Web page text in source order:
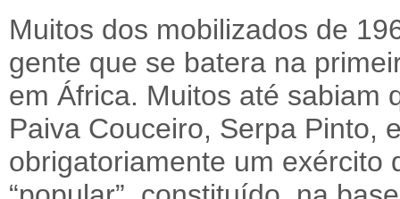
Muitos dos mobilizados de
gente que se batera na
em África. Muitos até sabiam
Paiva Couceiro, Serpa Pinto,
obrigatoriamente um exército